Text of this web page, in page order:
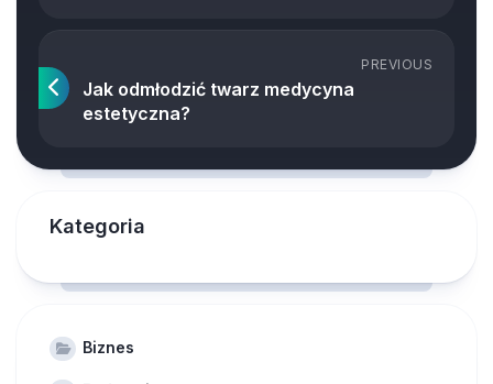
PREVIOUS
Jak odmłodzić twarz medycyna
estetyczna?
Kategoria
Biznes